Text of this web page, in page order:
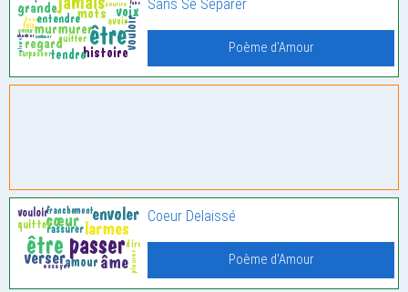
Sans Se Separer
Poème d'Amour
Coeur Delaissé
Poème d'Amour